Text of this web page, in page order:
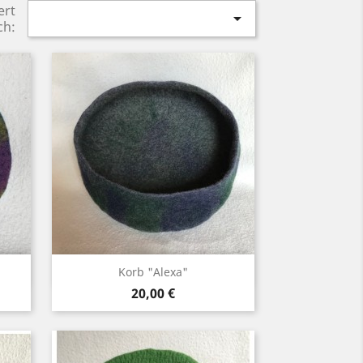

Korb "Alexa"
Preis
20,00 €
Vorschau